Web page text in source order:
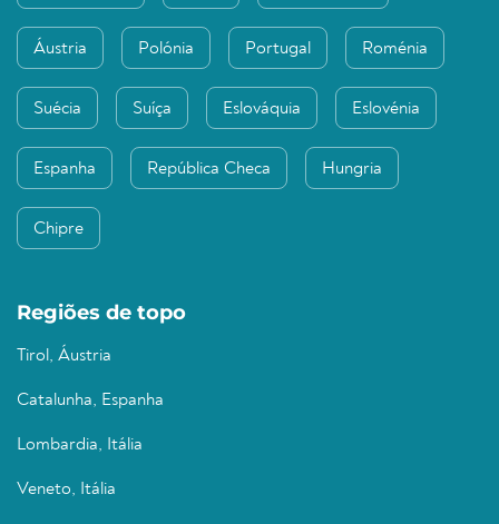
Áustria Polónia Portugal Roménia
Suécia Suíça Eslováquia Eslovénia
Espanha República Checa Hungria
Chipre
Regiões de topo
Tirol, Áustria
Catalunha, Espanha
Lombardia, Itália
Veneto, Itália